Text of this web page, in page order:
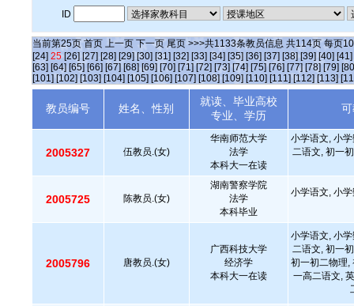
ID
当前第25页 首页 上一页 下一页 尾页 >>>共1133条教员信息 共114页 每页10
[24] 25 [26] [27] [28] [29] [30] [31] [32] [33] [34] [35] [36] [37] [38] [39] [40] [41]
[63] [64] [65] [66] [67] [68] [69] [70] [71] [72] [73] [74] [75] [76] [77] [78] [79]
[101] [102] [103] [104] [105] [106] [107] [108] [109] [110] [111] [112] [113]
教员编号 姓名、性别
就读、毕业高校
专业、学历
2005327 伍教员.(女)
华南师范大学
法学
本科大一在读
小学语文, 小
二语文, 初一
2005725 陈教员.(女)
湖南警察学院
法学
本科毕业
小学语文, 小
2005796 唐教员.(女)
广西科技大学
经济学
本科大一在读
小学语文, 小
二语文, 初一
初一初二物理,
一高二语文,